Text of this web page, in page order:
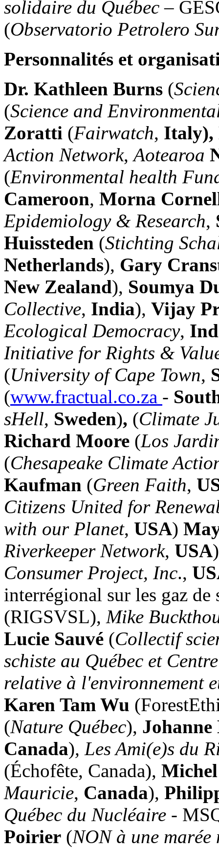
solidaire du Québec –
(Observatorio Petrolero
Personnalités et
Dr. Kathleen Burns (
(Science and
Zoratti (Fairwatch, Italy),
Action Network,Aotearoa
(Environmental health
Cameroon, Morna
Epidemiology & Research,
Huissteden (Stichting
Netherlands), Gary
New Zealand), Soumya
Collective, India), Vijay
Ecological Democracy,
Initiative for Rights &
(University of Cape Town,
(www.fractual.co.za -
sHell, Sweden), (Climate
Richard Moore (Los
(Chesapeake Climate
Kaufman (Green Faith,
Citizens United for
with our Planet, USA)
Riverkeeper Network, USA
Consumer Project, Inc.,
interrégional sur les gaz
(RIGSVSL), Mike
Lucie Sauvé (Collectif
schiste au Québec et
relative à l'environnement
Karen Tam Wu
(Nature Québec), Johanne
Canada), Les Ami(e)s du
(Échofête, Canada),
Mauricie, Canada),
Québec du Nucléaire -
Poirier (NON à une